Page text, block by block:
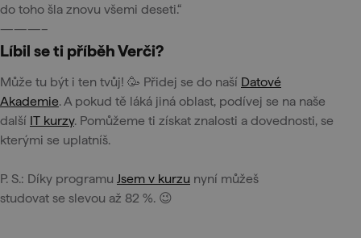
do toho šla znovu všemi deseti.“
———–
Líbil se ti příběh Verči?
Může tu být i ten tvůj! 🥳 Přidej se do naší Datové
Akademie. A pokud tě láká jiná oblast, podívej se na naše
další IT kurzy. Pomůžeme ti získat znalosti a dovednosti, se
kterými se uplatníš.
P. S.: Díky programu Jsem v kurzu nyní můžeš
studovat se slevou až 82 %. 😉